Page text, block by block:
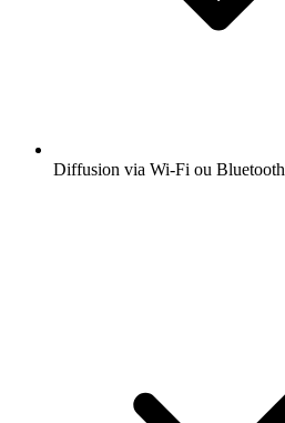
Diffusion via Wi-Fi ou Bluetooth